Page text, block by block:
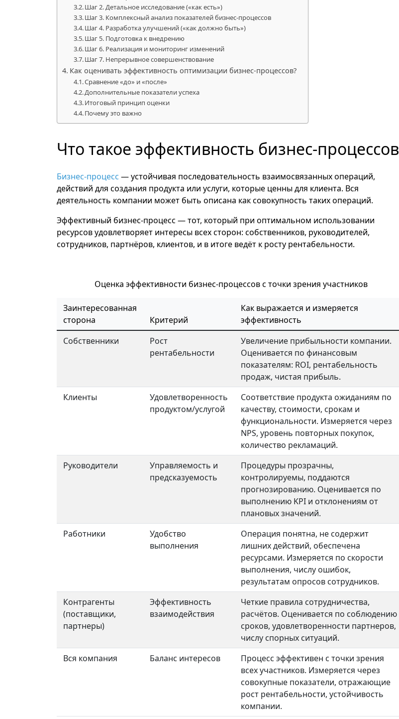
Шаг 2. Детальное исследование («как есть»)
Шаг 3. Комплексный анализ показателей бизнес-процессов
Шаг 4. Разработка улучшений («как должно быть»)
Шаг 5. Подготовка к внедрению
Шаг 6. Реализация и мониторинг изменений
Шаг 7. Непрерывное совершенствование
Как оценивать эффективность оптимизации бизнес-процессов?
Сравнение «до» и «после»
Дополнительные показатели успеха
Итоговый принцип оценки
Почему это важно
Что такое эффективность бизнес-процессов
Бизнес-процесс — устойчивая последовательность взаимосвязанных операций,
действий для создания продукта или услуги, которые ценны для клиента. Вся
деятельность компании может быть описана как совокупность таких операций.
Эффективный бизнес-процесс — тот, который при оптимальном использовании
ресурсов удовлетворяет интересы всех сторон: собственников, руководителей,
сотрудников, партнёров, клиентов, и в итоге ведёт к росту рентабельности.
Оценка эффективности бизнес-процессов с точки зрения участников
Заинтересованная
сторона
Критерий
Как выражается и измеряется
эффективность
Собственники
Рост
рентабельности
Увеличение прибыльности компании.
Оценивается по финансовым
показателям: ROI, рентабельность
продаж, чистая прибыль.
Клиенты
Удовлетворенность
продуктом/услугой
Соответствие продукта ожиданиям по
качеству, стоимости, срокам и
функциональности. Измеряется через
NPS, уровень повторных покупок,
количество рекламаций.
Руководители
Управляемость и
предсказуемость
Процедуры прозрачны,
контролируемы, поддаются
прогнозированию. Оценивается по
выполнению KPI и отклонениям от
плановых значений.
Работники
Удобство
выполнения
Операция понятна, не содержит
лишних действий, обеспечена
ресурсами. Измеряется по скорости
выполнения, числу ошибок,
результатам опросов сотрудников.
Контрагенты
(поставщики,
партнеры)
Эффективность
взаимодействия
Четкие правила сотрудничества,
расчётов. Оценивается по соблюдению
сроков, удовлетворенности партнеров,
числу спорных ситуаций.
Вся компания
Баланс интересов
Процесс эффективен с точки зрения
всех участников. Измеряется через
совокупные показатели, отражающие
рост рентабельности, устойчивость
компании.